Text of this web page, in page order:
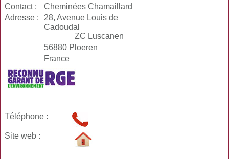
Contact :
Cheminées Chamaillard
Adresse :
28, Avenue Louis de
Cadoudal
ZC Luscanen
56880 Ploeren
France
Téléphone :
Site web :